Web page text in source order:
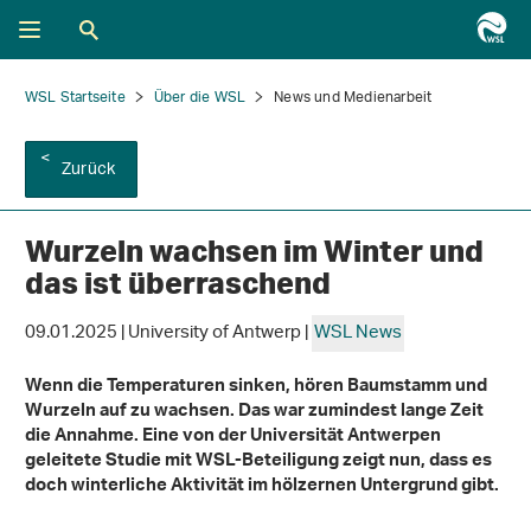
WSL Startseite Über die WSL News und Medienarbeit
Zurück
Wurzeln wachsen im Winter und
das ist überraschend
09.01.2025 | University of Antwerp |WSL News
Wenn die Temperaturen sinken, hören Baumstamm und
Wurzeln auf zu wachsen. Das war zumindest lange Zeit
die Annahme. Eine von der Universität Antwerpen
geleitete Studie mit WSL-Beteiligung zeigt nun, dass es
doch winterliche Aktivität im hölzernen Untergrund gibt.